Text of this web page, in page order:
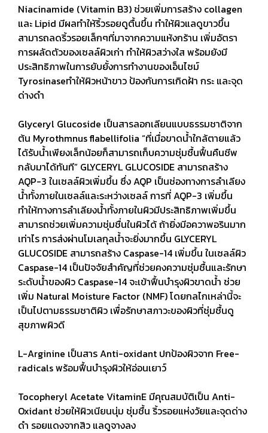
Niacinamide (Vitamin B3) ช่วยเพิ่มการสร้าง collagen
และ Lipid มีผลทำให้ริ้วรอยดูตื้นขึ้น ทำให้ผิวแลดูขาวขึ้น
สามารถลดริ้วรอยเล็กๆที่มาจากความแห้งกร้าน เพิ่มอัตรา
การผลัดตัวของเซลล์ผิวเก่า ทำให้ผิวสว่างใส พร้อมยังมี
ประสิทธิภาพในการยับยั้งการทำงานของเอ็นไซม์
Tyrosinaseทำให้ผิวหน้าขาว ป้องกันการเกิดฝ้า กระ และจุด
ด่างดำ
Glyceryl Glucoside เป็นสารลอกเลียนแบบธรรมชาติจาก
ต้น Myrothmnus flabellifolia “ที่เมื่อขาดน้ำใกล้ตายแล้ว
ได้รับน้ำเพียงเล็กน้อยก็สามารถเก็บความชุ่มชื้นฟื้นคืนชีพ
กลับมาได้ทันที” GLYCERYL GLUCOSIDE สามารถสร้าง
AQP-3 ในเซลล์ผิวเพิ่มขึ้น ซึ่ง AQP เป็นช่องทางการลำเลียง
น้ำทั้งภายในเซลล์และระหว่างเซลล์ การที่ AQP-3 เพิ่มขึ้น
ทำให้ทางการลำเลียงน้ำทั้งภายในผิวมีประสิทธิภาพเพิ่มขึ้น
สามารถช่วยเพิ่มความชุ่มชื่นในผิวได้ ถ้ายิ่งมีอควาพอรินมาก
เท่าไร การส่งผ่านโมเลกุลน้ำจะยิ่งมากขึ้น GLYCERYL
GLUCOSIDE สามารถสร้าง Caspase-14 เพิ่มขึ้น ในเซลล์ผิว
Caspase-14 เป็นปัจจัยสำคัญที่ช่วยคงความชุ่มชื้นและรักษา
ระดับน้ำของผิว Caspase-14 จะเข้าฟื้นบำรุงผิวขาดน้ำ ช่วย
เพิ่ม Natural Moisture Factor (NMF) โดยกลไกเหล่านี้จะ
เป็นไปตามธรรมชาติผิว เพื่อรักษาสภาวะของผิวที่ชุ่มชื้นดู
สุขภาพผิวดี
L-Arginine เป็นสาร Anti-oxidant ปกป้องผิวจาก Free-
radicals พร้อมฟื้นบำรุงผิวให้อ่อนเยาว์
Tocopheryl Acetate VitaminE มีคุณสมบัติเป็น Anti-
Oxidant ช่วยให้ผิวเนียนนุ่ม ชุ่มชื้น ริ้วรอยแห่งวัยและจุดด่าง
ดำ รอยแดงจากสิว แลดูจางลง